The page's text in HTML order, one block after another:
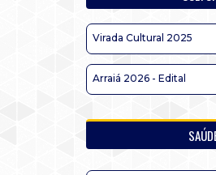
Virada Cultural 2025
Arraiá 2026 - Edital